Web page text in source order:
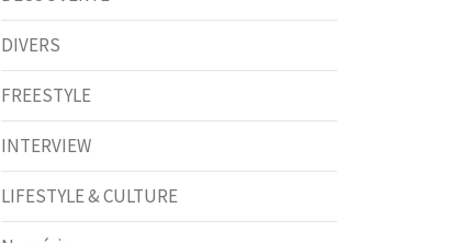
DIVERS
FREESTYLE
INTERVIEW
LIFESTYLE & CULTURE